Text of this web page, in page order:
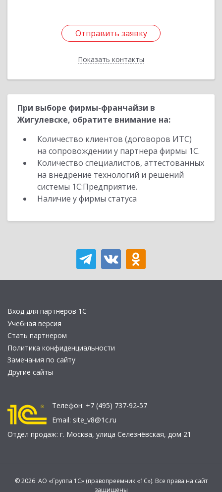
Отправить заявку
Показать контакты
Отправить заявку
Назад
При выборе фирмы-франчайзи в
Жигулевске, обратите внимание на:
Количество клиентов (договоров ИТС)
на сопровождении у партнера фирмы 1С.
Количество специалистов, аттестованных
на внедрение технологий и решений
системы 1С:Предприятие.
Наличие у фирмы статуса
Вход для партнеров 1С
Учебная версия
Стать партнером
Политика конфиденциальности
Замечания по сайту
Другие сайты
Телефон: +7 (495) 737-92-57
Email: site_v8@1c.ru
Отдел продаж: г. Москва, улица Селезнёвская, дом 21
© 2026 АО «Группа 1С» (правопреемник «1С»). Все права на сайт
защищены